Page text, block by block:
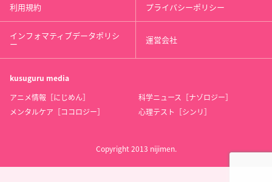
利用規約 プライバシーポリシー
インフォマティブデータポリシ
ー 運営会社
kusuguru media
アニメ情報［にじめん］
科学ニュース［ナゾロジー］
メンタルケア［ココロジー］
心理テスト［シンリ］
Copyright 2013 nijimen.